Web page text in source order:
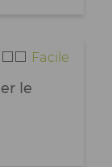
Facile
le